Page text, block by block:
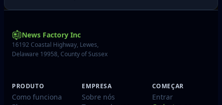
News Factory Inc
16192 Coastal Highway, Lewes,
Delaware 19958, County of Sussex
PRODUTO
Como funciona
EMPRESA
Sobre nós
COMEÇAR
Entrar